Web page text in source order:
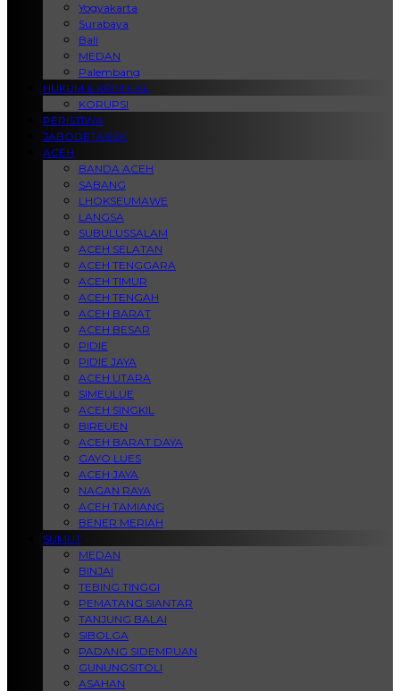
Yogyakarta
Surabaya
Bali
MEDAN
Palembang
HUKUM & KRIMINAL
KORUPSI
PERISTIWA
JABODETABEK
ACEH
BANDA ACEH
SABANG
LHOKSEUMAWE
LANGSA
SUBULUSSALAM
ACEH SELATAN
ACEH TENGGARA
ACEH TIMUR
ACEH TENGAH
ACEH BARAT
ACEH BESAR
PIDIE
PIDIE JAYA
ACEH UTARA
SIMEULUE
ACEH SINGKIL
BIREUEN
ACEH BARAT DAYA
GAYO LUES
ACEH JAYA
NAGAN RAYA
ACEH TAMIANG
BENER MERIAH
SUMUT
MEDAN
BINJAI
TEBING TINGGI
PEMATANG SIANTAR
TANJUNG BALAI
SIBOLGA
PADANG SIDEMPUAN
GUNUNGSITOLI
ASAHAN